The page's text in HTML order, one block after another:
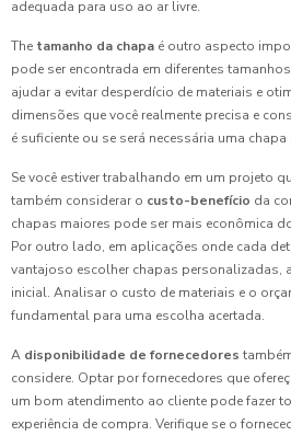
adequada para uso ao ar livre.
The tamanho da chapa é outro aspecto
pode ser encontrada em diferentes
ajudar a evitar desperdício de materiais e
dimensões que você realmente precisa e
é suficiente ou se será necessária uma
Se você estiver trabalhando em um projeto
também considerar o custo-benefício da
chapas maiores pode ser mais econômica
Por outro lado, em aplicações onde cada
vantajoso escolher chapas personalizadas,
inicial. Analisar o custo de materiais e o
fundamental para uma escolha acertada.
A disponibilidade de fornecedores
considere. Optar por fornecedores que
um bom atendimento ao cliente pode fazer
experiência de compra. Verifique se o